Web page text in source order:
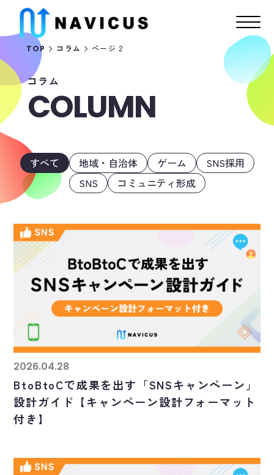
TOP コラム ページ 2
コラム
COLUMN
すべて 地域・自治体 ゲーム
SNS採用
SNS
コミュニティ形成
2026.04.28
BtoBtoCで成果を出す「SNSキャンペーン」
設計ガイド【キャンペーン設計フォーマット
付き】